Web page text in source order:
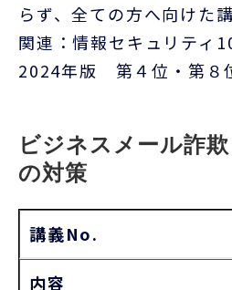
らず、全ての方へ向けた講
関連：情報セキュリティ
2024年版 第４位・第８
ビジネスメール詐
の対策
講義No.
内容